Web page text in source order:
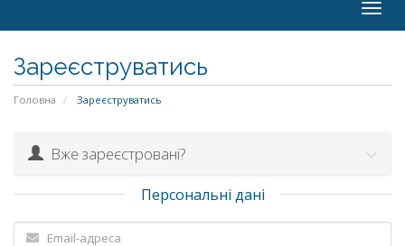
Зареєструватись
Головна Зареєструватись
Вже зареєстровані?
Персональні дані